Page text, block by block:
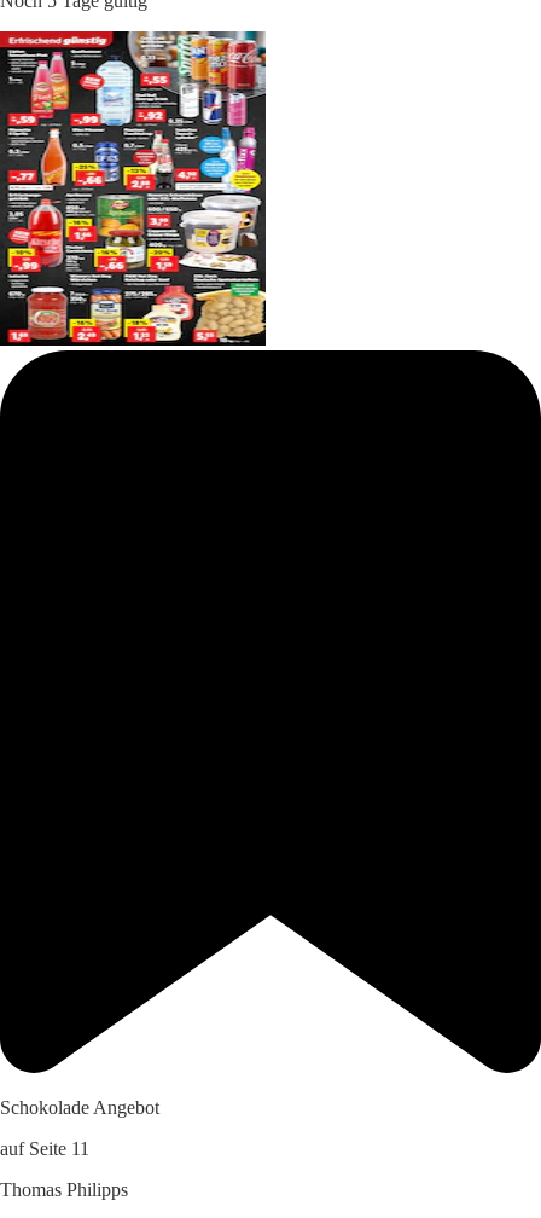
Schokolade Angebot
auf Seite 11
Thomas Philipps